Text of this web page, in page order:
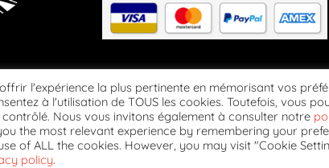
Suivez-nous
GÉNÉRALES DE VENTE MENTIONS LÉGALES CONTACTEZ-NOUS
l'expérience la plus pertinente en mémorisant vos
à l'utilisation de TOUS les cookies. Toutefois, vous
Nous vous invitons également à consulter notre
the most relevant experience by remembering your
of ALL the cookies. However, you may visit "Cookie
policy.